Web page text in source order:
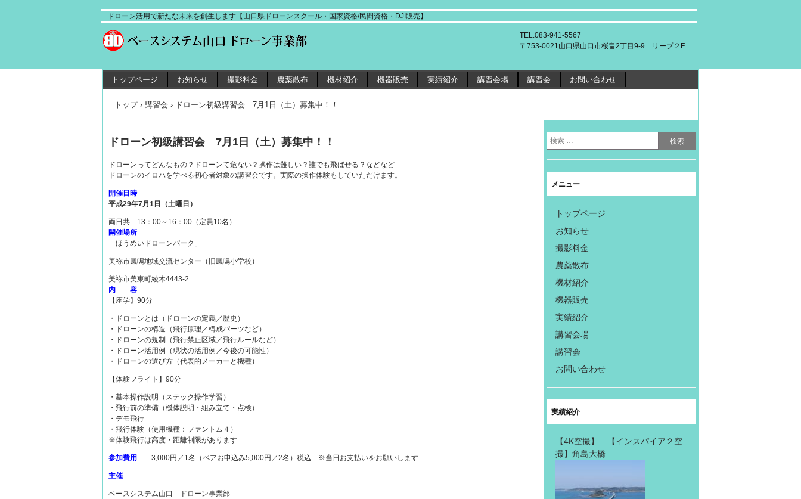
ドローン活用で新たな未来を創生します【山口県ドローンスクール・国家資格/民間資格・DJI販売】
TEL.083-941-5567
〒753-0021山口県山口市桜畠2丁目9-9 リープ２F
トップページ お知らせ 撮影料金 農薬散布 機材紹介 機器販売 実績紹介 講習会場 講習会 お問い合わせ
トップ › 講習会 › ドローン初級講習会 7月1日（土）募集中！！
ドローン初級講習会 7月1日（土）募集中！！
ドローンってどんなもの？ドローンて危ない？操作は難しい？誰でも飛ばせる？などなど
ドローンのイロハを学べる初心者対象の講習会です。実際の操作体験もしていただけます。
開催日時
平成29年7月1日（土曜日）
両日共 13：00～16：00（定員10名）
開催場所
「ほうめいドローンパーク」
美祢市鳳鳴地域交流センター（旧鳳鳴小学校）
美祢市美東町綾木4443-2
内 容
【座学】90分
・ドローンとは（ドローンの定義／歴史）
・ドローンの構造（飛行原理／構成パーツなど）
・ドローンの規制（飛行禁止区域／飛行ルールなど）
・ドローン活用例（現状の活用例／今後の可能性）
・ドローンの選び方（代表的メーカーと機種）
【体験フライト】90分
・基本操作説明（ステック操作学習）
・飛行前の準備（機体説明・組み立て・点検）
・デモ飛行
・飛行体験（使用機種：ファントム４）
※体験飛行は高度・距離制限があります
参加費用 3,000円／1名（ペアお申込み5,000円／2名）税込 ※当日お支払いをお願いします
主催
ベースシステム山口 ドローン事業部
メニュー
トップページ
お知らせ
撮影料金
農薬散布
機材紹介
機器販売
実績紹介
講習会場
講習会
お問い合わせ
実績紹介
【4K空撮】 【インスパイア２空
撮】角島大橋